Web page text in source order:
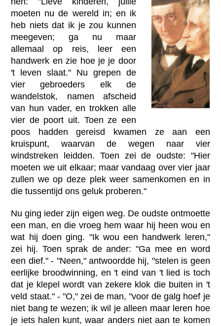
moeten nu de wereld in; en ik
heb niets dat ik je zou kunnen
meegeven; ga nu maar
allemaal op reis, leer een
handwerk en zie hoe je je door
't leven slaat." Nu grepen de
vier gebroeders elk de
wandelstok, namen afscheid
van hun vader, en trokken alle
vier de poort uit. Toen ze een
poos hadden gereisd kwamen ze aan een
kruispunt, waarvan de wegen naar vier
windstreken leidden. Toen zei de oudste: "Hier
moeten we uit elkaar; maar vandaag over vier jaar
zullen we op deze plek weer samenkomen en in
die tussentijd ons geluk proberen."
Nu ging ieder zijn eigen weg. De oudste ontmoette
een man, en die vroeg hem waar hij heen wou en
wat hij doen ging. "Ik wou een handwerk leren,"
zei hij. Toen sprak de ander: "Ga mee en word
een dief." - "Neen," antwoordde hij, "stelen is geen
eerlijke broodwinning, en 't eind van 't lied is toch
dat je klepel wordt van zekere klok die buiten in 't
veld staat." - "O," zei de man, "voor de galg hoef je
niet bang te wezen; ik wil je alleen maar leren hoe
je iets halen kunt, waar anders niet aan te komen